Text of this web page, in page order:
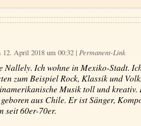
April 2018 um 00:32 | Permanent-Link
Nallely. Ich wohne in Mexiko-Stadt.
zum Beispiel Rock, Klassik und
Musik toll und kreativ.
aus Chile. Er ist Sänger,
seit 60er-70er.